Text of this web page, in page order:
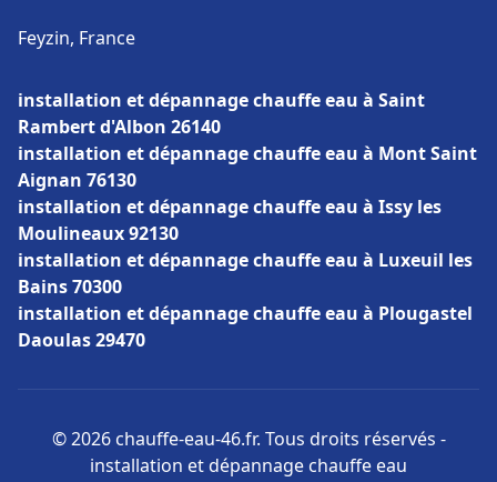
Feyzin, France
installation et dépannage chauffe eau à Saint
Rambert d'Albon 26140
installation et dépannage chauffe eau à Mont Saint
Aignan 76130
installation et dépannage chauffe eau à Issy les
Moulineaux 92130
installation et dépannage chauffe eau à Luxeuil les
Bains 70300
installation et dépannage chauffe eau à Plougastel
Daoulas 29470
© 2026 chauffe-eau-46.fr. Tous droits réservés -
installation et dépannage chauffe eau